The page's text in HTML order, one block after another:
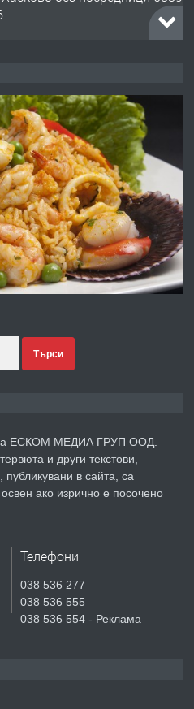
преди 18 часа
преди 18 часа
двустаен Орфей
преди 3 дни
на ул. Липа до
преди 5 дни
ОБЗАВЕДЕН И
под наем
Търси
на ЕСКОМ МЕДИА ГРУП ООД.
и други текстови,
в сайта, са
ако изрично е посочено
Телефони
038 536 277
038 536 555
038 536 554 - Реклама